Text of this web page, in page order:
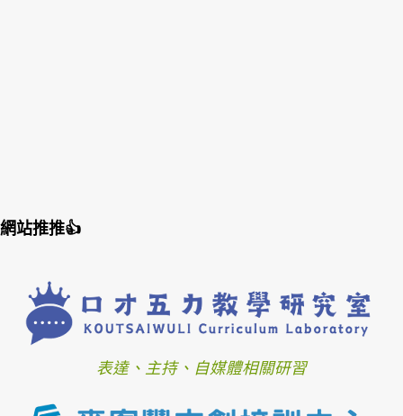
網站推推👍
表達、主持、自媒體相關研習